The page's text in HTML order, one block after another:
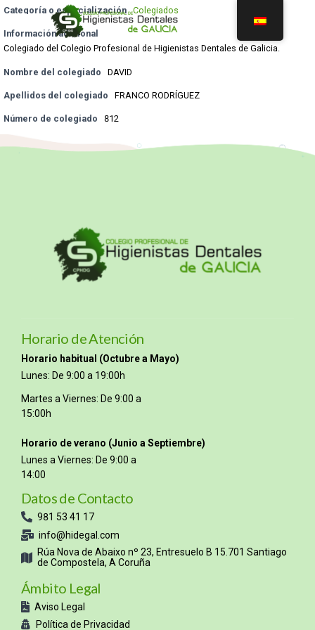
Categoría o especialización Colegiados
Información adicional
Colegiado del Colegio Profesional de Higienistas Dentales de Galicia.
Nombre del colegiado DAVID
Apellidos del colegiado FRANCO RODRÍGUEZ
Número de colegiado 812
Horario de Atención
Horario habitual (Octubre a Mayo)
Lunes: De 9:00 a 19:00h
Martes a Viernes: De 9:00 a
15:00h
Horario de verano (Junio a Septiembre)
Lunes a Viernes: De 9:00 a
14:00
Datos de Contacto
981 53 41 17
info@hidegal.com
Rúa Nova de Abaixo nº 23, Entresuelo B 15.701 Santiago
de Compostela, A Coruña
Ámbito Legal
Aviso Legal
Política de Privacidad